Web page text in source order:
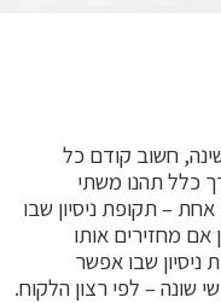
חשוב קודם כל
כלל תהנו משתי
– תקופת ניסיון שבו
מחזירים אותו
ניסיון שבו אפשר
שונה – לפי רצון הלקוח.